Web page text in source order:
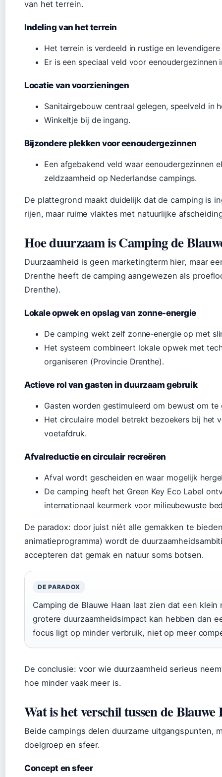
van het terrein.
Indeling van het terrein
Het terrein is verdeeld in rustige en levendigere
Er is een speciaal veld voor eenoudergezinnen
Locatie van voorzieningen
Sanitairgebouw centraal gelegen, speelveld in
Winkeltje bij de ingang.
Bijzondere plekken voor eenoudergezinnen
Een afgebakend veld waar eenoudergezinnen
zeldzaamheid op Nederlandse campings.
De plattegrond maakt duidelijk dat de camping is
rijen, maar ruime vlaktes met natuurlijke
Hoe duurzaam is Camping de
Duurzaamheid is geen marketingterm hier, maar
Drenthe heeft de camping aangewezen als
Drenthe).
Lokale opwek en opslag van zonne-energie
De camping wekt zelf zonne-energie op met
Het systeem combineert lokale opwek met
organiseren (Provincie Drenthe).
Actieve rol van gasten in duurzaam gebruik
Gasten worden gestimuleerd om bewust om te
Het circulaire model betrekt bezoekers bij het
voetafdruk.
Afvalreductie en circulair recreëren
Afval wordt gescheiden en waar mogelijk
De camping heeft het Green Key Eco Label
internationaal keurmerk voor milieubewuste
De paradox: door juist níét alle gemakken te
animatieprogramma) wordt de
accepteren dat gemak en natuur soms botsen.
DE PARADOX
Camping de Blauwe Haan laat zien dat een
grotere duurzaamheidsimpact kan hebben dan
focus ligt op minder verbruik, niet op meer
De conclusie: voor wie duurzaamheid serieus
hoe minder vaak meer is.
Wat is het verschil tussen de
Beide campings delen duurzame uitgangspunten,
doelgroep en sfeer.
Concept en sfeer